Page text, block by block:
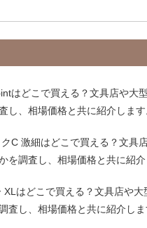
はどこで買える？文具店や大
し、相場価格と共に紹介します
C 激細はどこで買える？文具
を調査し、相場価格と共に紹介
XLはどこで買える？文具店や大
査し、相場価格と共に紹介しま